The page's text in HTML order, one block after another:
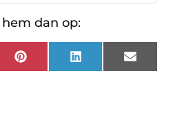
dan op:
Pinterest LinkedIn Email